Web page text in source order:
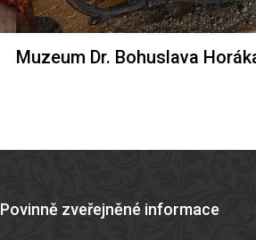
Muzeum Dr. Bohuslava
Povinně zveřejněné informace